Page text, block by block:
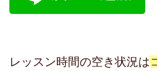
レッスン時間の空き状況は